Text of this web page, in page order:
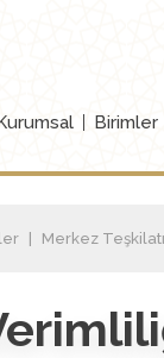
Birimler
Merkez Teşkilatı